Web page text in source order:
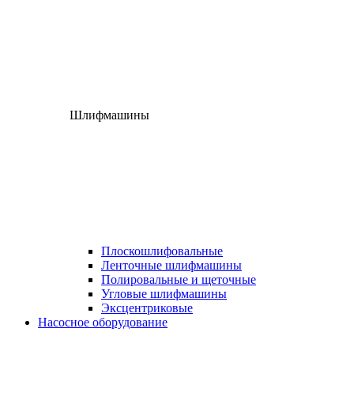
Шлифмашины
Плоскошлифовальные
Ленточные шлифмашины
Полировальные и щеточные
Угловые шлифмашины
Эксцентриковые
Насосное оборудование